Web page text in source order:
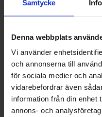
Samtycke
Denna webbplats
Vi använder
och annonserna till
för sociala medier och
vidarebefordrar även
information från din enhet
annons- och